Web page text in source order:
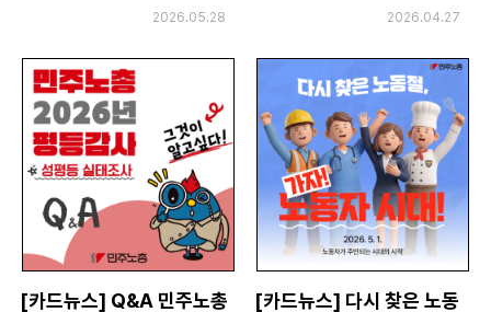
2026.05.28 2026.04.27
[카드뉴스] Q&A 민주노총
[카드뉴스] 다시 찾은 노동